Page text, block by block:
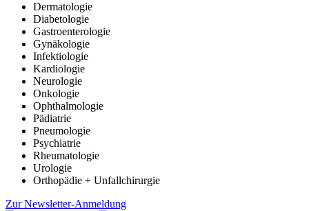
Dermatologie
Diabetologie
Gastroenterologie
Gynäkologie
Infektiologie
Kardiologie
Neurologie
Onkologie
Ophthalmologie
Pädiatrie
Pneumologie
Psychiatrie
Rheumatologie
Urologie
Orthopädie + Unfallchirurgie
Zur Newsletter-Anmeldung